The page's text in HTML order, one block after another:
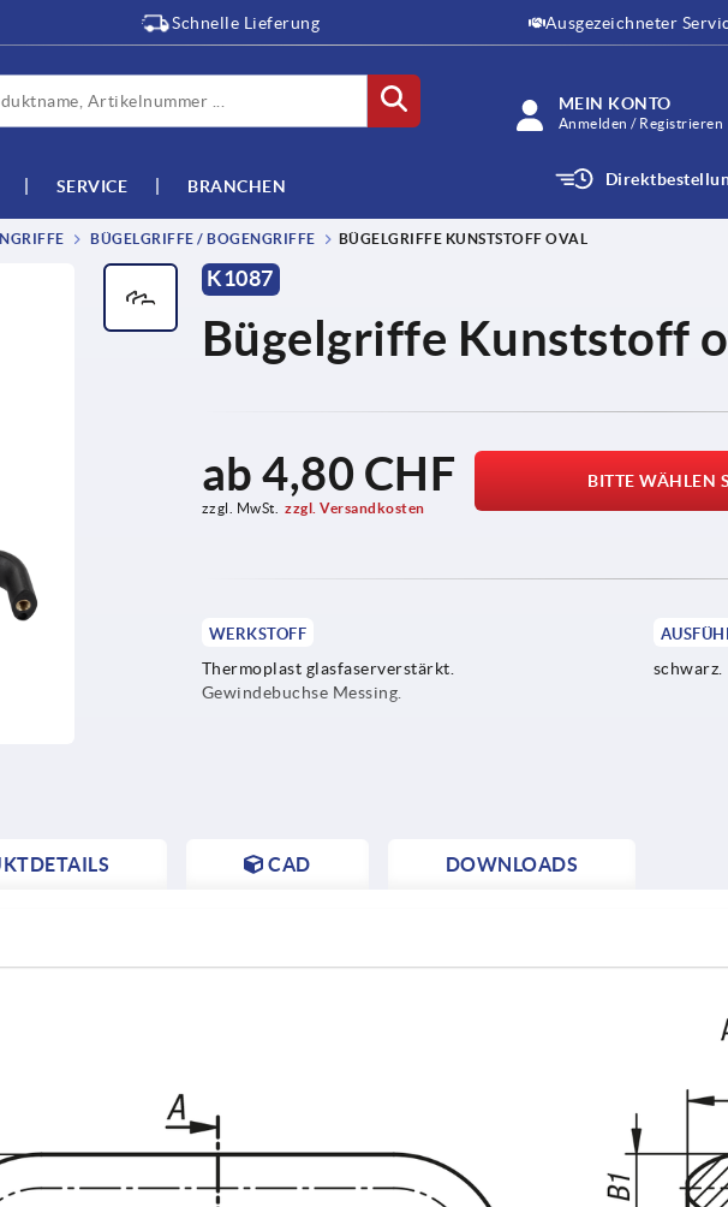
Schnelle Lieferung Ausgezeichneter
MEIN KONTO
Anmelden / Registrieren
SERVICE BRANCHEN
BÜGELGRIFFE / BOGENGRIFFE BÜGELGRIFFE KUNSTSTOFF OVAL
K1087
Bügelgriffe Kunststoff
ab4,80 CHF
zzgl. MwSt. zzgl. Versandkosten
BITTE WÄHLEN
WERKSTOFF
Thermoplast glasfaserverstärkt.
Gewindebuchse Messing.
schwarz.
CAD DOWNLOADS